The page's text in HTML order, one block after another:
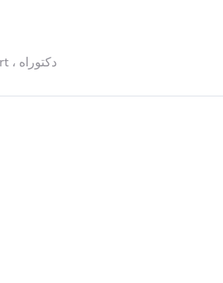
محاضر كبير في قسم علم الصيدلة ، Knom Amport ، دكتوراه